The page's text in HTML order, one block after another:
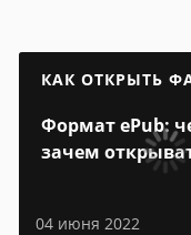
КАК ОТКРЫТЬ
Формат ePub:
зачем
04 июня 2022